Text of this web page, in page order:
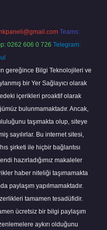
Teams:
0262 606 0 726 Telegram:
gereğince Bilgi Teknolojileri ve
bir Yer Sağlayıcı olarak
içerikleri proaktif olarak
bulunmamaktadır. Ancak,
taşımakta olup, siteye
sayılırlar. Bu internet sitesi,
şirketi ile hiçbir bağlantısı
hazırladığımız makaleler
haber niteliği taşımamakta
paylaşım yapılmamaktadır.
tamamen tesadüfidir.
ücretsiz bir bilgi paylaşım
aykırı olduğunu